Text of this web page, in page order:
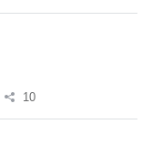
10